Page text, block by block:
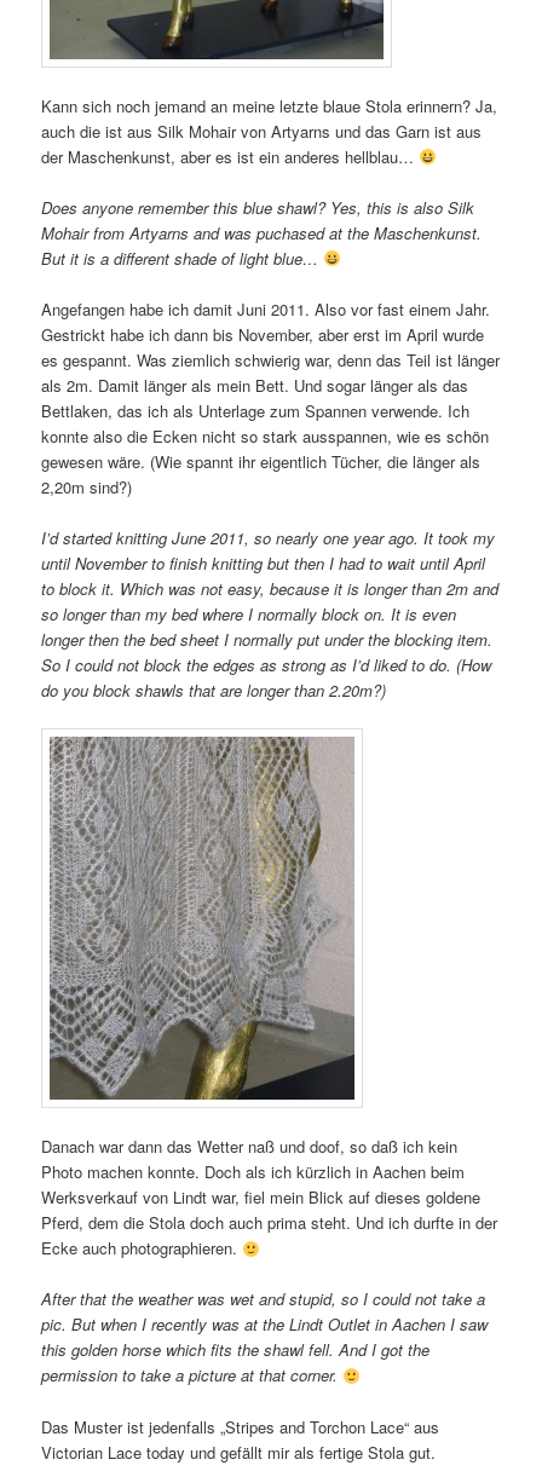
Kann sich noch jemand an meine letzte blaue Stola erinnern? Ja,
auch die ist aus Silk Mohair von Artyarns und das Garn ist aus
der Maschenkunst, aber es ist ein anderes hellblau…
Does anyone remember this blue shawl? Yes, this is also Silk
Mohair from Artyarns and was puchased at the Maschenkunst.
But it is a different shade of light blue…
Angefangen habe ich damit Juni 2011. Also vor fast einem Jahr.
Gestrickt habe ich dann bis November, aber erst im April wurde
es gespannt. Was ziemlich schwierig war, denn das Teil ist länger
als 2m. Damit länger als mein Bett. Und sogar länger als das
Bettlaken, das ich als Unterlage zum Spannen verwende. Ich
konnte also die Ecken nicht so stark ausspannen, wie es schön
gewesen wäre. (Wie spannt ihr eigentlich Tücher, die länger als
2,20m sind?)
I’d started knitting June 2011, so nearly one year ago. It took my
until November to finish knitting but then I had to wait until April
to block it. Which was not easy, because it is longer than 2m and
so longer than my bed where I normally block on. It is even
longer then the bed sheet I normally put under the blocking item.
So I could not block the edges as strong as I’d liked to do. (How
do you block shawls that are longer than 2.20m?)
Danach war dann das Wetter naß und doof, so daß ich kein
Photo machen konnte. Doch als ich kürzlich in Aachen beim
Werksverkauf von Lindt war, fiel mein Blick auf dieses goldene
Pferd, dem die Stola doch auch prima steht. Und ich durfte in der
Ecke auch photographieren.
After that the weather was wet and stupid, so I could not take a
pic. But when I recently was at the Lindt Outlet in Aachen I saw
this golden horse which fits the shawl fell. And I got the
permission to take a picture at that corner.
Das Muster ist jedenfalls „Stripes and Torchon Lace“ aus
Victorian Lace today und gefällt mir als fertige Stola gut.